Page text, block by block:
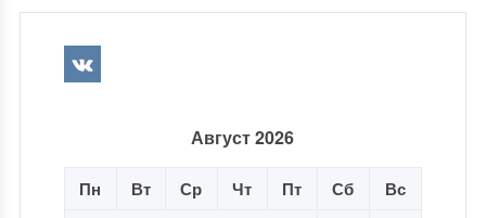
Август 2026
Пн Вт Ср Чт Пт Сб Вс